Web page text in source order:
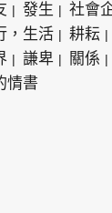
發生 社會
，生活
耕耘
謙卑 關係
情書